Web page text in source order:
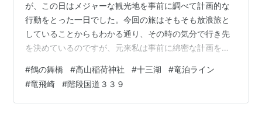
が、この日はメジャーな観光地を事前に調べて計画的な
行動をとった一日でした。今回の旅はそもそも放浪旅と
していることからもわかる通り、その時の気分で行き先
を決めているのですが、元来私は事前に綿密な計画を立
らこの日の旅が本来の私の旅とも言えます。 ホテルを７
時前に出発し、まず向かったのは「鶴の舞橋」で、五所
川原の南西方向にある津軽富士見湖、別名廻堰大溜池
#鶴の舞橋 #高山稲荷神社 #十三湖 #竜泊ライン
#竜飛崎 #階段国道３３９